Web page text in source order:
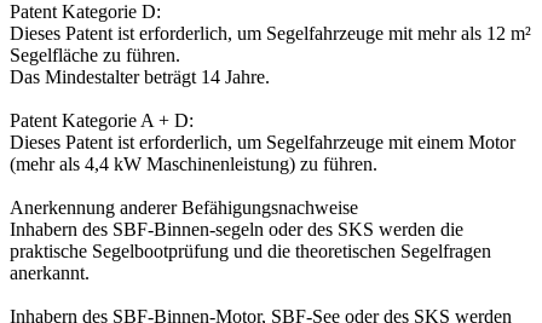
Patent Kategorie D:
Dieses Patent ist erforderlich, um Segelfahrzeuge mit mehr als 12 m²
Segelfläche zu führen.
Das Mindestalter beträgt 14 Jahre.
Patent Kategorie A + D:
Dieses Patent ist erforderlich, um Segelfahrzeuge mit einem Motor
(mehr als 4,4 kW Maschinenleistung) zu führen.
Anerkennung anderer Befähigungsnachweise
Inhabern des SBF-Binnen-segeln oder des SKS werden die
praktische Segelbootprüfung und die theoretischen Segelfragen
anerkannt.
Inhabern des SBF-Binnen-Motor, SBF-See oder des SKS werden